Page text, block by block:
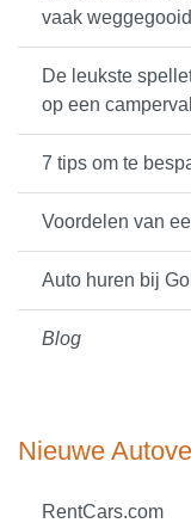
vaak
De leukste
op een
7 tips om te
Voordelen van
Auto huren bij
Blog
Nieuwe
RentCars.com